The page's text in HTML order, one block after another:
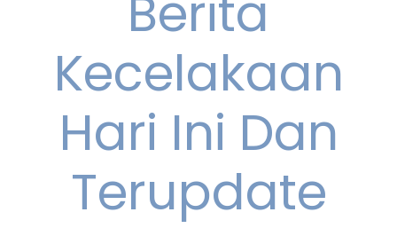
Kecelakaan
Hari Ini Dan
Terupdate